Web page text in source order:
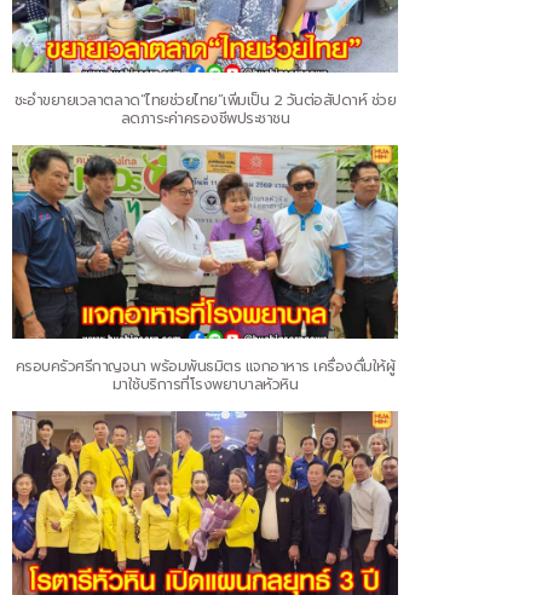
ชะอำขยายเวลาตลาด“ไทยช่วยไทย”เพิ่มเป็น 2 วันต่อสัปดาห์ ช่วย
ลดภาระค่าครองชีพประชาชน
ครอบครัวศรีกาญจนา พร้อมพันธมิตร แจกอาหาร เครื่องดื่มให้ผู้
มาใช้บริการที่โรงพยาบาลหัวหิน